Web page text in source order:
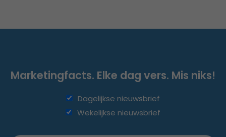
Marketingfacts. Elke dag vers. Mis niks!
Dagelijkse nieuwsbrief
Wekelijkse nieuwsbrief